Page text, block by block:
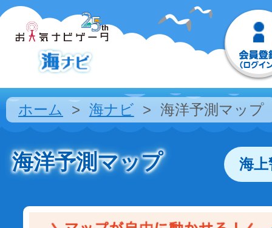
ホーム 海ナビ 海洋予測マップ
海洋予測マップ 海